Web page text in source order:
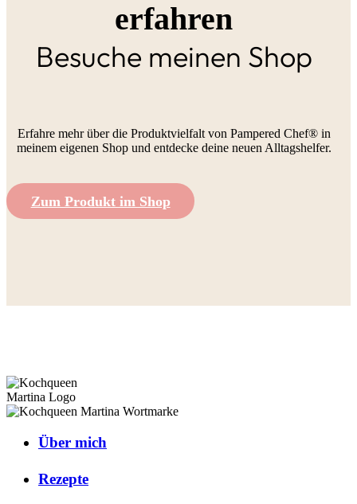
erfahren
Besuche meinen Shop
Erfahre mehr über die Produktvielfalt von Pampered Chef® in
meinem eigenen Shop und entdecke deine neuen Alltagshelfer.
Zum Produkt im Shop
Über mich
Rezepte